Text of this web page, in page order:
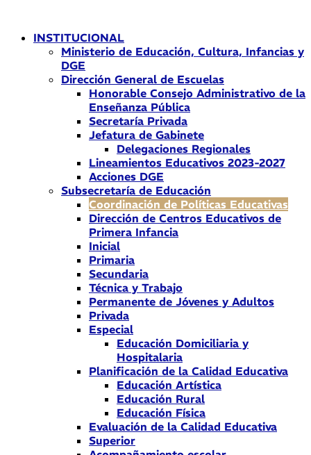
contenidoINSTITUCIONAL
Ministerio de Educación, Cultura, Infancias y
DGE
Dirección General de Escuelas
Honorable Consejo Administrativo de la
Enseñanza Pública
Secretaría Privada
Jefatura de Gabinete
Delegaciones Regionales
Lineamientos Educativos 2023-2027
Acciones DGE
Subsecretaría de Educación
Coordinación de Políticas Educativas
Dirección de Centros Educativos de
Primera Infancia
Inicial
Primaria
Secundaria
Técnica y Trabajo
Permanente de Jóvenes y Adultos
Privada
Especial
Educación Domiciliaria y
Hospitalaria
Planificación de la Calidad Educativa
Educación Artística
Educación Rural
Educación Física
Evaluación de la Calidad Educativa
Superior